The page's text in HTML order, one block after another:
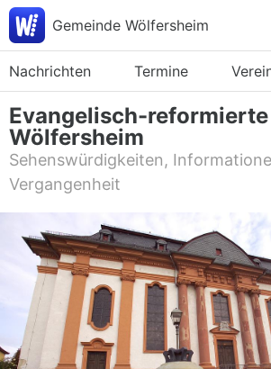
Gemeinde Wölfersheim
Nachrichten Termine
Evangelisch-
Wölfersheim
Sehenswürdigkeiten,
Vergangenheit